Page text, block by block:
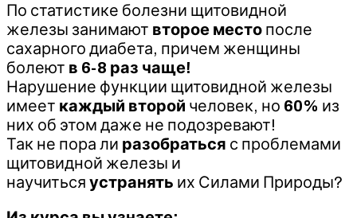
По статистике болезни щитовидной
железы занимают второе место после
сахарного диабета, причем женщины
болеют в 6-8 раз чаще!
Нарушение функции щитовидной железы
имеет каждый второй человек, но 60% из
них об этом даже не подозревают!
Так не пора ли разобраться с проблемами
щитовидной железы и
научиться устранять их Силами Природы?